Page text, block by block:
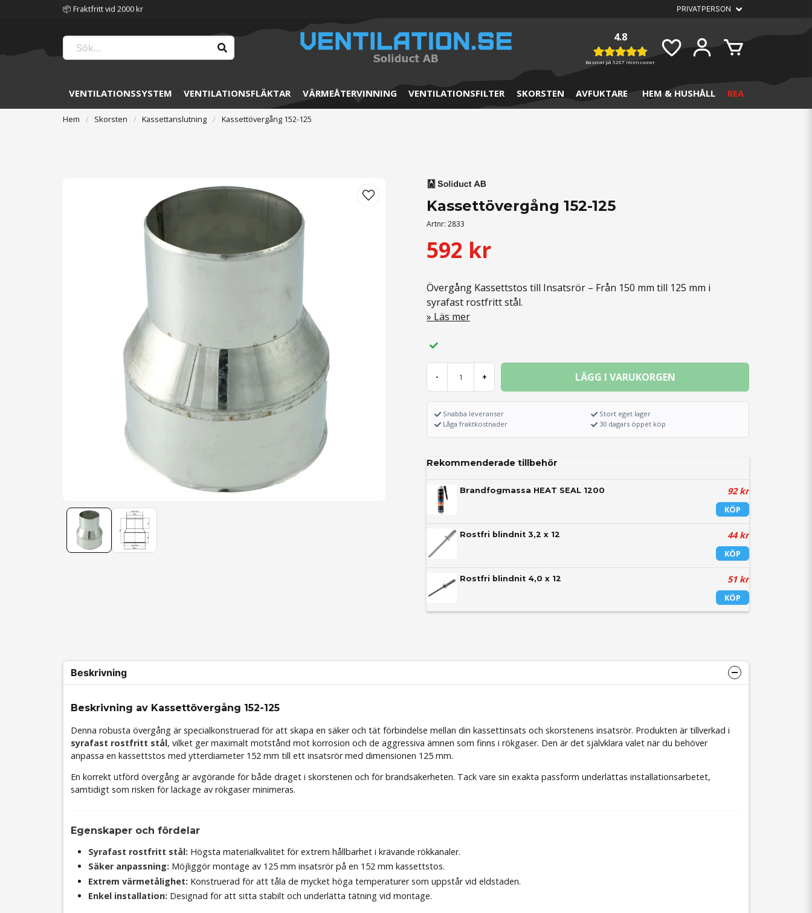
📦 Fraktfritt vid 2000 kr
4.8
Baserat på 5267 recensioner
VENTILATIONSSYSTEM VENTILATIONSFLÄKTAR VÄRMEÅTERVINNING VENTILATIONSFILTER SKORSTEN AVFUKTARE HEM & HUSHÅLL REA
Hem Skorsten Kassettanslutning Kassettövergång 152-125
Kassettövergång 152-125
Artnr:2833
592 kr
Övergång Kassettstos till Insatsrör – Från 150 mm till 125 mm i
syrafast rostfritt stål.
Läs mer
- + LÄGG I VARUKORGEN
Snabba leveranser
Låga fraktkostnader
Stort eget lager
30 dagars öppet köp
Rekommenderade tillbehör
Brandfogmassa HEAT SEAL 1200 92 kr
KÖP
Rostfri blindnit 3,2 x 12 44 kr
KÖP
Rostfri blindnit 4,0 x 12 51 kr
KÖP
Beskrivning
Beskrivning av Kassettövergång 152-125
Denna robusta övergång är specialkonstruerad för att skapa en säker och tät förbindelse mellan din kassettinsats och skorstenens insatsrör. Produkten är tillverkad i
syrafast rostfritt stål, vilket ger maximalt motstånd mot korrosion och de aggressiva ämnen som finns i rökgaser. Den är det självklara valet när du behöver
anpassa en kassettstos med ytterdiameter 152 mm till ett insatsrör med dimensionen 125 mm.
En korrekt utförd övergång är avgörande för både draget i skorstenen och för brandsäkerheten. Tack vare sin exakta passform underlättas installationsarbetet,
samtidigt som risken för läckage av rökgaser minimeras.
Egenskaper och fördelar
Syrafast rostfritt stål: Högsta materialkvalitet för extrem hållbarhet i krävande rökkanaler.
Säker anpassning: Möjliggör montage av 125 mm insatsrör på en 152 mm kassettstos.
Extrem värmetålighet: Konstruerad för att tåla de mycket höga temperaturer som uppstår vid eldstaden.
Enkel installation: Designad för att sitta stabilt och underlätta tätning vid montage.